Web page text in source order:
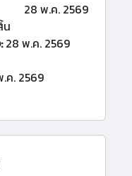
28 พ.ค. 2569
น
28 พ.ค. 2569
ค. 2569